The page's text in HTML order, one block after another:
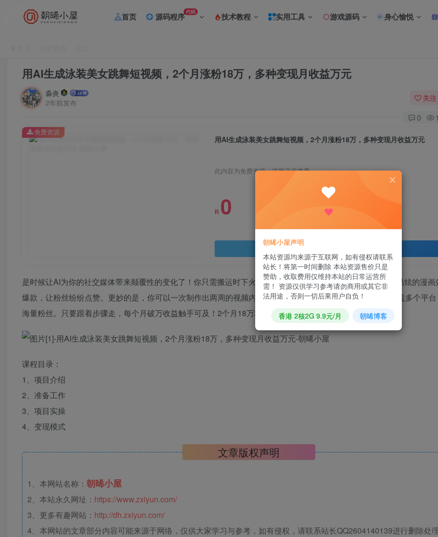
首页 源码程序代码 技术教程 实用工具 游戏源码 身心愉悦
用AI生成泳装美女跳舞短视频，2个月涨粉18万，多种变现月收益万元
淼炎
2年前发布
关注
0
用AI生成泳装美女跳舞短视频，2个月涨粉18万，多种变现月收益万元
此内容为免费资源，请登录后查看
R 0
免费资源
是时候让AI为你的社交媒体带来颠覆性的变化了！你只需搬运时下火爆的海外美女跳舞视频，通过AI一键生成酷炫的漫
爆款，让粉丝纷纷点赞。更妙的是，你可以一次制作出两周的视频内容，导入手机，每天早中晚发布一条，覆盖多个平
海量粉丝。只要跟着步骤走，每个月破万收益触手可及！2个月18万粉丝涨粉神话等你实现，月入过万不是梦！
课程目录：
1、项目介绍
2、准备工作
3、项目实操
4、变现模式
文章版权声明
1、本网站名称： 朝晞小屋
2、本站永久网址： https://www.zxiyun.com/
3、更多有趣网站： http://dh.zxiyun.com/
4、本网站的文章部分内容可能来源于网络，仅供大家学习与参考，如有侵权，请联系站长QQ2604140139进行删除处
朝晞小屋声明
本站资源均来源于互联网，如有侵权请联系
站长！将第一时间删除 本站资源售价只是
赞助，收取费用仅维持本站的日常运营所
需！ 资源仅供学习参考请勿商用或其它非
法用途，否则一切后果用户自负！
香港 2核2G 9.9元/月 朝晞博客